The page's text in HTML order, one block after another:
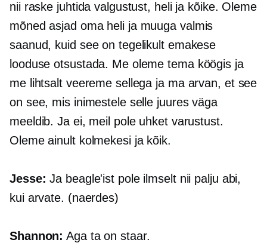
nii raske juhtida valgustust, heli ja kõike. Oleme
mõned asjad oma heli ja muuga valmis
saanud, kuid see on tegelikult emakese
looduse otsustada. Me oleme tema köögis ja
me lihtsalt veereme sellega ja ma arvan, et see
on see, mis inimestele selle juures väga
meeldib. Ja ei, meil pole uhket varustust.
Oleme ainult kolmekesi ja kõik.
Jesse: Ja beagle'ist pole ilmselt nii palju abi,
kui arvate. (naerdes)
Shannon: Aga ta on staar.